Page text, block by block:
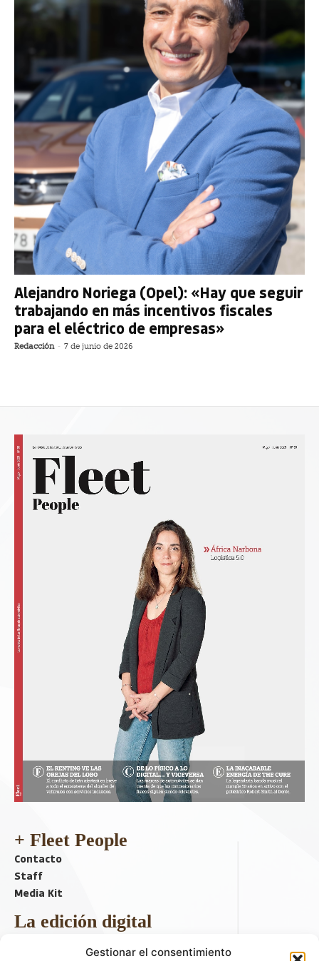
Gestionar el consentimiento
Alejandro Noriega (Opel): «Hay que seguir
trabajando en más incentivos fiscales
para el eléctrico de empresas»
Redacción - 7 de junio de 2026
+ Fleet People
Contacto
Staff
Media Kit
La edición digital
Descargar último ejemplar